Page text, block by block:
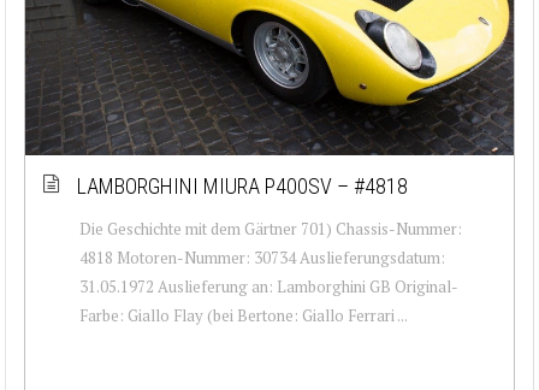
LAMBORGHINI MIURA P400SV – #4818
Die Geschichte mit dem Gärtner 701) Chassis-Nummer:
4818 Motoren-Nummer: 30734 Auslieferungsdatum:
31.05.1972 Auslieferung an: Lamborghini GB Original-
Farbe: Giallo Flay (bei Bertone: Giallo Ferrari ...